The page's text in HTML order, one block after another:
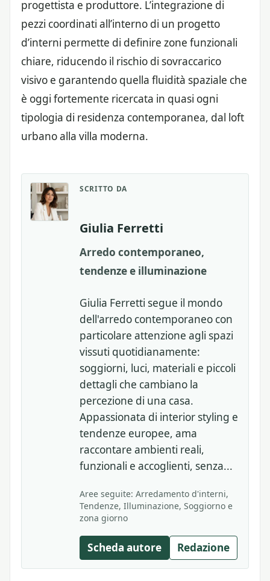
progettista e produttore. L’integrazione di
pezzi coordinati all’interno di un progetto
d’interni permette di definire zone funzionali
chiare, riducendo il rischio di sovraccarico
visivo e garantendo quella fluidità spaziale che
è oggi fortemente ricercata in quasi ogni
tipologia di residenza contemporanea, dal loft
urbano alla villa moderna.
SCRITTO DA
Giulia Ferretti
Arredo contemporaneo,
tendenze e illuminazione
Giulia Ferretti segue il mondo
dell'arredo contemporaneo con
particolare attenzione agli spazi
vissuti quotidianamente:
soggiorni, luci, materiali e piccoli
dettagli che cambiano la
percezione di una casa.
Appassionata di interior styling e
tendenze europee, ama
raccontare ambienti reali,
funzionali e accoglienti, senza...
Aree seguite: Arredamento d'interni,
Tendenze, Illuminazione, Soggiorno e
zona giorno
Scheda autore Redazione